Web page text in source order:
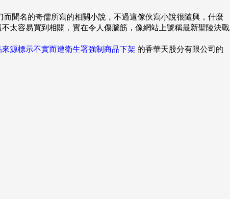
聞名的奇儒所寫的相關小說，不過這傢伙寫小說很隨興，什麼
太容易買到相關，實在令人傷腦筋，像網站上號稱最新聖陵決戰
來源標示不實而遭衛生署強制商品下架 的香華天股分有限公司的